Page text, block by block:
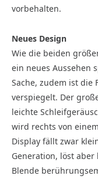
vorbehalten.
Neues Design
Wie die beiden
ein neues Aussehen
Sache, zudem ist die
verspiegelt. Der
leichte
wird rechts von
Display fällt zwar
Generation, löst
Blende